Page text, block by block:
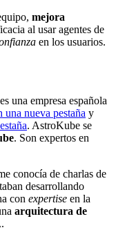
mejora
al usar agentes de
en los usuarios.
es una empresa española
una nueva pestaña y
. AstroKube se
. Son expertos en
conocía de charlas de
desarrollando
con expertise en la
arquitectura de
.